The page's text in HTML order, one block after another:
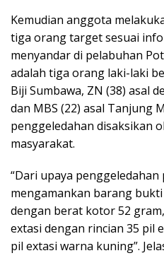
Kemudian anggota
tiga orang target sesuai
menyandar di pelabuhan
adalah tiga orang laki-laki
Biji Sumbawa, ZN (38) asal
dan MBS (22) asal Tanjung
penggeledahan disaksikan
masyarakat.
“Dari upaya
mengamankan barang
dengan berat kotor 52
extasi dengan rincian 35 pil
pil extasi warna kuning”.